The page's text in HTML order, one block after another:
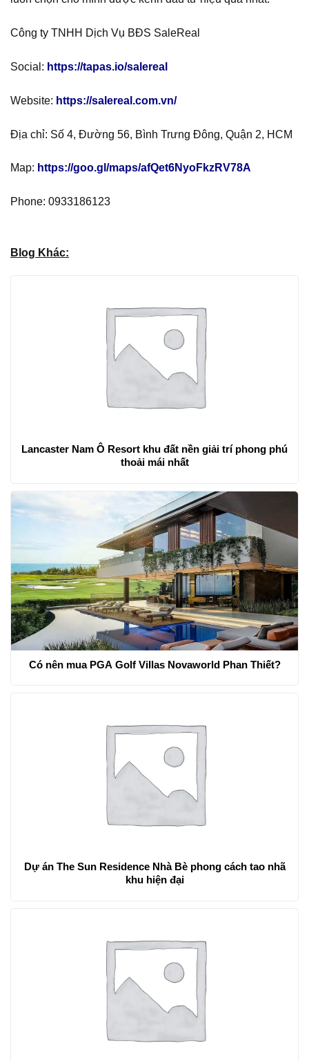
Công ty TNHH Dịch Vụ BĐS SaleReal
Social: https://tapas.io/salereal
Website: https://salereal.com.vn/
Địa chỉ: Số 4, Đường 56, Bình Trưng Đông, Quận 2, HCM
Map: https://goo.gl/maps/afQet6NyoFkzRV78A
Phone: 0933186123
Blog Khác:
Lancaster Nam Ô Resort khu đất nền giải trí phong phú
thoải mái nhất
Có nên mua PGA Golf Villas Novaworld Phan Thiết?
Dự án The Sun Residence Nhà Bè phong cách tao nhã
khu hiện đại